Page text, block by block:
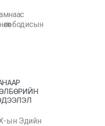
бодисын
ын Эдийн